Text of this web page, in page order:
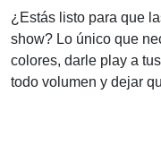
¿Estás listo para que
show? Lo único que
colores, darle play a
todo volumen y dejar